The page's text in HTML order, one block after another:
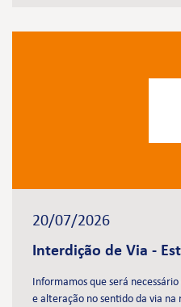
20/07/2026
Interdição de Via -
Informamos que será
e alteração no sentido da via na